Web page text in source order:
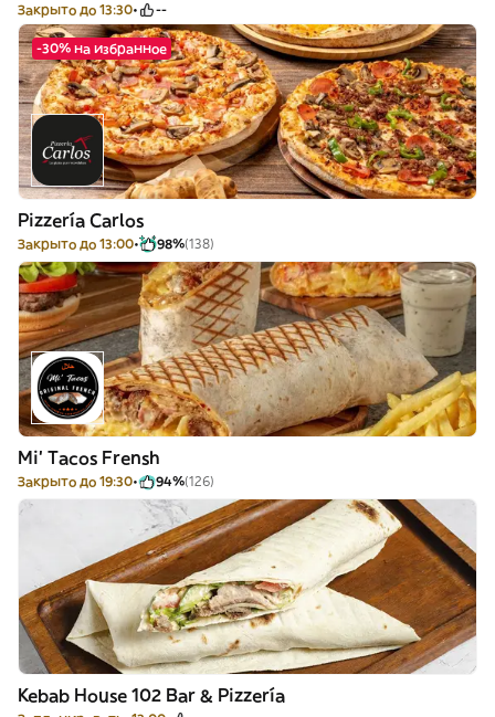
Закрыто до 13:30 --
-30% на избранное
Pizzería Carlos
Закрыто до 13:00 98%(138)
Mi' Tacos Frensh
Закрыто до 19:30 94%(126)
Kebab House 102 Bar & Pizzería